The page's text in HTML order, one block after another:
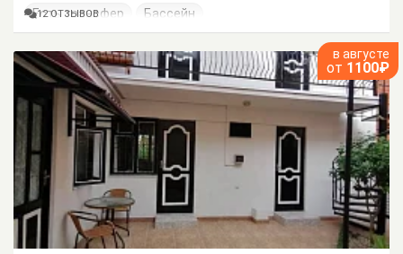
Есть трансфер
Бассейн
12 ОТЗЫВОВ
в августе
от 1100₽